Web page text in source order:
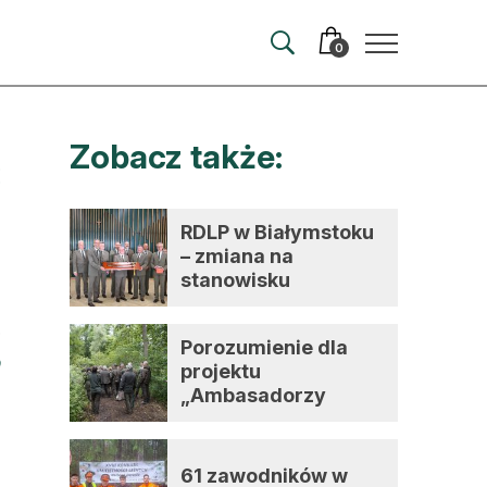
0
Zobacz także:
RDLP w Białymstoku
– zmiana na
stanowisku
Porozumienie dla
projektu
„Ambasadorzy
61 zawodników w